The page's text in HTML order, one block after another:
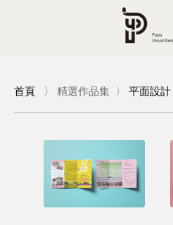
首頁 〉 精選作品集 〉 平面設計